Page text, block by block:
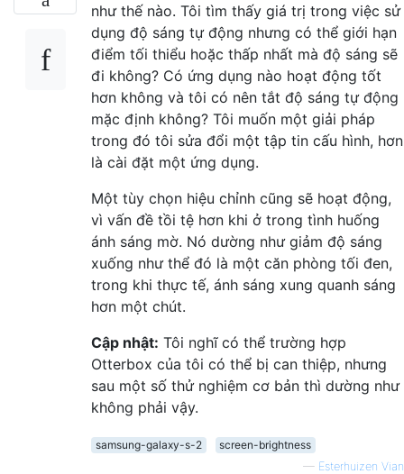
như thế nào. Tôi tìm thấy giá trị trong việc sử
dụng độ sáng tự động nhưng có thể giới hạn
điểm tối thiểu hoặc thấp nhất mà độ sáng sẽ
đi không? Có ứng dụng nào hoạt động tốt
hơn không và tôi có nên tắt độ sáng tự động
mặc định không? Tôi muốn một giải pháp
trong đó tôi sửa đổi một tập tin cấu hình, hơn
là cài đặt một ứng dụng.
Một tùy chọn hiệu chỉnh cũng sẽ hoạt động,
vì vấn đề tồi tệ hơn khi ở trong tình huống
ánh sáng mờ. Nó dường như giảm độ sáng
xuống như thể đó là một căn phòng tối đen,
trong khi thực tế, ánh sáng xung quanh sáng
hơn một chút.
Cập nhật: Tôi nghĩ có thể trường hợp
Otterbox của tôi có thể bị can thiệp, nhưng
sau một số thử nghiệm cơ bản thì dường như
không phải vậy.
samsung-galaxy-s-2
screen-brightness
— Esterhuizen Vian